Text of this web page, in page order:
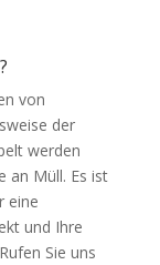
von
der
werden
an Müll. Es ist
eine
und Ihre
Sie uns